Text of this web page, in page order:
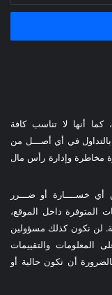
كما أنها لا تناسب كافة
في أي أصـــل من
مخاطرة وإدارة رأس مال
خســــارة أو ضـــرر
المتوفرة داخل الموقع،
لن نكون كذلك مسؤولين
المعلومات والتقييمات
أن تكون حالية أو